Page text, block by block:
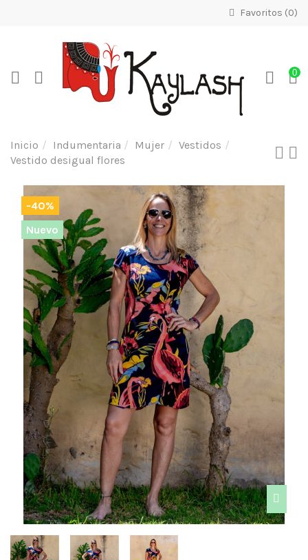
Favoritos (0)
0
Inicio Indumentaria Mujer
Vestidos
Vestido desigual flores
-40%
Nuevo